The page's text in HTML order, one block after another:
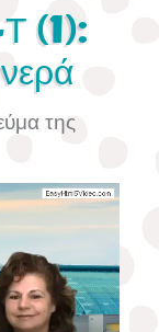
(1):
της